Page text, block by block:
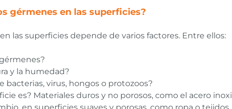
gérmenes en las superficies?
las superficies depende de varios factores. Entre ellos:
y la humedad?
bacterias, virus, hongos o protozoos?
es? Materiales duros y no porosos, como el acero